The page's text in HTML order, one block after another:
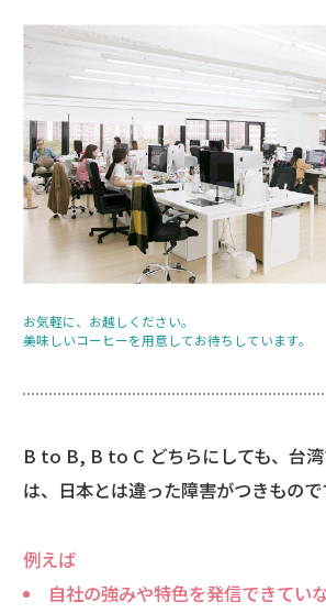
お気軽に、お越しください。
美味しいコーヒーを用意してお待ちしています。
B to B, B to C どちらにしても、台
は、日本とは違った障害がつきもので
例えば
自社の強みや特色を発信できていな